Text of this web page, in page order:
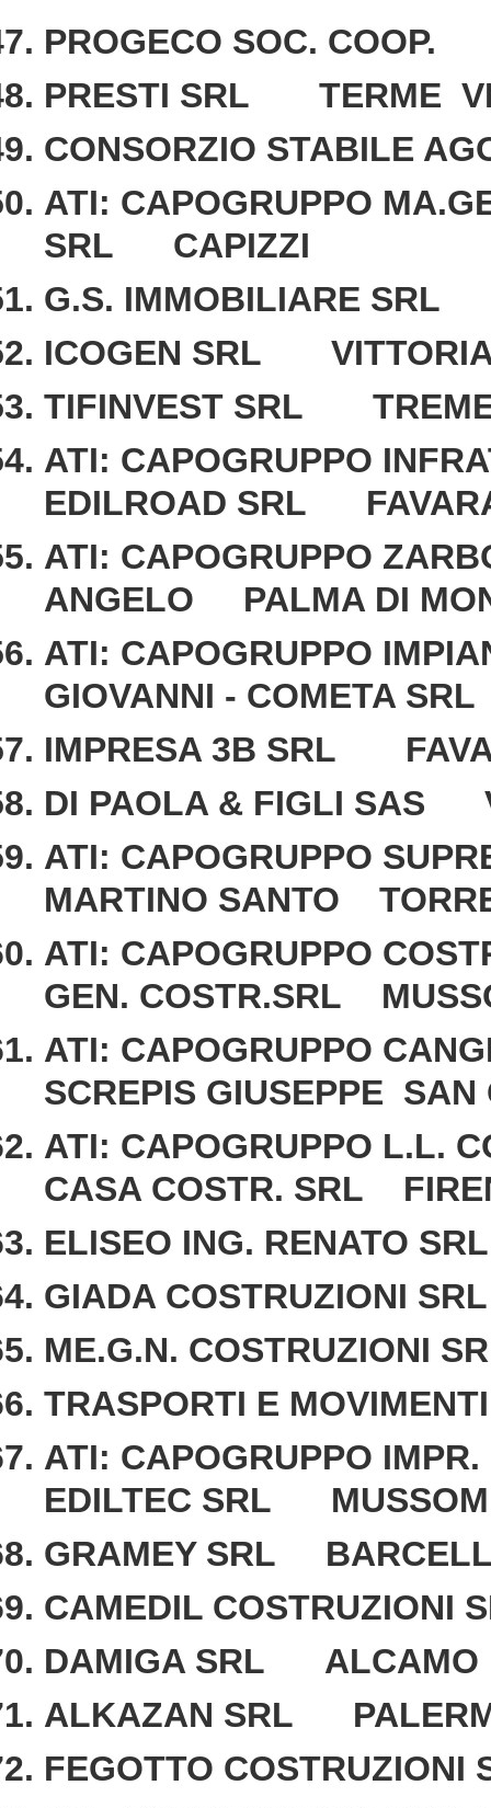
PROGECO SOC.
PRESTI SRL TERME
CONSORZIO STABILE
ATI: CAPOGRUPPO
SRL CAPIZZI
G.S. IMMOBILIARE SRL
ICOGEN SRL
TIFINVEST SRL
ATI: CAPOGRUPPO
EDILROAD SRL
ATI: CAPOGRUPPO
ANGELO PALMA DI
ATI: CAPOGRUPPO
GIOVANNI - COMETA
IMPRESA 3B SRL
DI PAOLA & FIGLI SAS
ATI: CAPOGRUPPO
MARTINO SANTO
ATI: CAPOGRUPPO
GEN. COSTR.SRL
ATI: CAPOGRUPPO
SCREPIS GIUSEPPE SAN
ATI: CAPOGRUPPO L.L.
CASA COSTR. SRL
ELISEO ING. RENATO
GIADA COSTRUZIONI
ME.G.N. COSTRUZIONI
TRASPORTI E
ATI: CAPOGRUPPO
EDILTEC SRL
GRAMEY SRL
CAMEDIL COSTRUZIONI
DAMIGA SRL ALCAMO
ALKAZAN SRL
FEGOTTO